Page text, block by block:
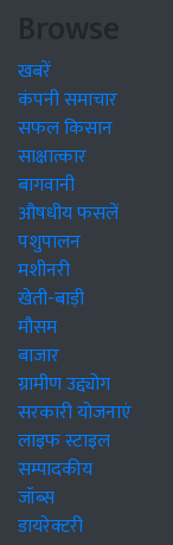
Browse
खबरें
कंपनी समाचार
सफल किसान
साक्षात्कार
बागवानी
औषधीय फसलें
पशुपालन
मशीनरी
खेती-बाड़ी
मौसम
बाजार
ग्रामीण उद्द्योग
सरकारी योजनाएं
लाइफ स्टाइल
सम्पादकीय
जॉब्स
डायरेक्टरी